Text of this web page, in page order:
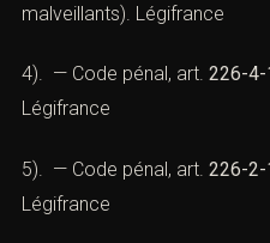
malveillants). Légifrance
4). — Code pénal, art. 226-4-
Légifrance
5). — Code pénal, art. 226-2-
Légifrance